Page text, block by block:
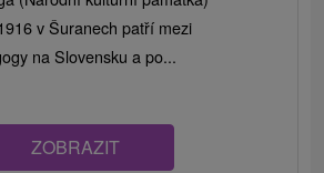
v Šuranech patří mezi
na Slovensku a po...
ZOBRAZIT